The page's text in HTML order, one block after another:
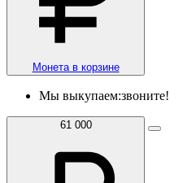
Монета в корзине
Мы выкупаем:звоните!
61 000